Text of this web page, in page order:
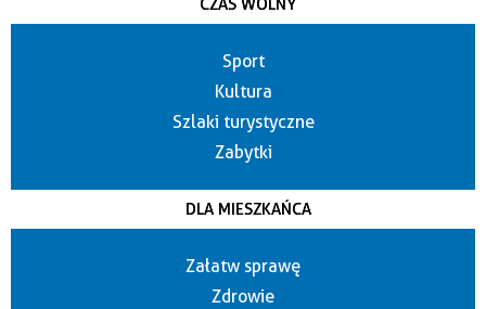
CZAS WOLNY
Sport
Kultura
Szlaki turystyczne
Zabytki
DLA MIESZKAŃCA
Załatw sprawę
Zdrowie